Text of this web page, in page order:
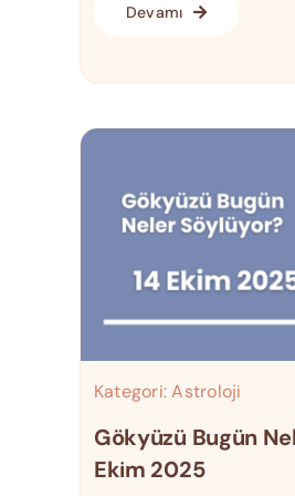
Devamı
Kategori:Astroloji
Gökyüzü Bugün
Ekim 2025